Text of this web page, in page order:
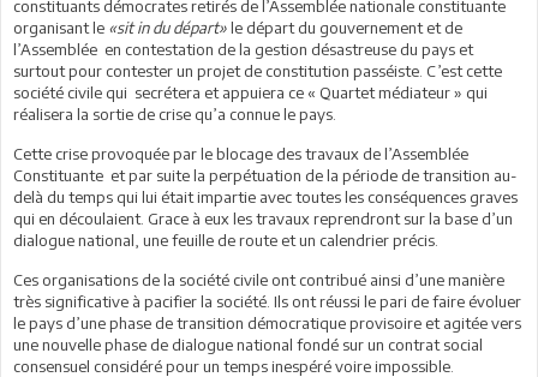
constituants démocrates retirés de l’Assemblée nationale constituante
organisant le «sit in du départ»le départ du gouvernement et de
l’Assemblée en contestation de la gestion désastreuse du pays et
surtout pour contester un projet de constitution passéiste. C’est cette
société civile qui secrétera et appuiera ce « Quartet médiateur » qui
réalisera la sortie de crise qu’a connue le pays.
Cette crise provoquée par le blocage des travaux de l’Assemblée
Constituante et par suite la perpétuation de la période de transition au-
delà du temps qui lui était impartie avec toutes les conséquences graves
qui en découlaient. Grace à eux les travaux reprendront sur la base d’un
dialogue national, une feuille de route et un calendrier précis.
Ces organisations de la société civile ont contribué ainsi d’une manière
très significative à pacifier la société. Ils ont réussi le pari de faire évoluer
le pays d’une phase de transition démocratique provisoire et agitée vers
une nouvelle phase de dialogue national fondé sur un contrat social
consensuel considéré pour un temps inespéré voire impossible.